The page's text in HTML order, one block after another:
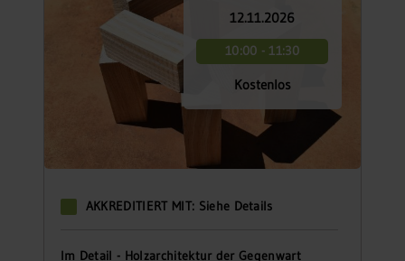
12.11.2026
10:00 - 11:30
Kostenlos
AKKREDITIERT MIT: Siehe Details
Im Detail - Holzarchitektur der Gegenwart